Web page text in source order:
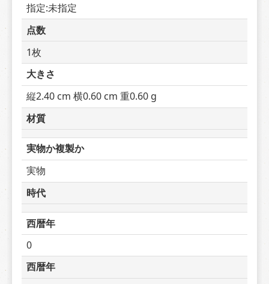
指定:未指定
点数
1枚
大きさ
縦2.40 cm 横0.60 cm 重0.60 g
材質
実物か複製か
実物
時代
西暦年
0
西暦年